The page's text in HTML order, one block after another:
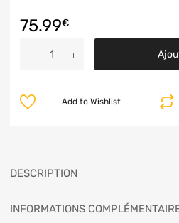
75.99€
Add to Wishlist
DESCRIPTION
INFORMATIONS